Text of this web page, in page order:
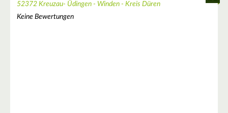
52372 Kreuzau- Üdingen - Winden - Kreis Düren
Keine Bewertungen